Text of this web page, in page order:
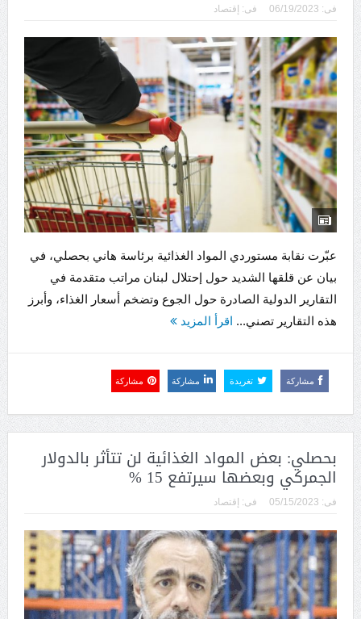
فى: 06/19/2023 فى: إقتصاد
عبّرت نقابة مستوردي المواد الغذائية برئاسة هاني بحصلي، في
بيان عن قلقها الشديد حول إحتلال لبنان مراتب متقدمة في
التقارير الدولية الصادرة حول الجوع وتضخم أسعار الغذاء، وأبرز
هذه التقارير تصني... اقرأ المزيد
مشاركة تغريدة مشاركة مشاركة
بحصلي: بعض المواد الغذائية لن تتأثر بالدولار
الجمركي وبعضها سيرتفع 15 %
فى: 05/15/2023 فى: إقتصاد